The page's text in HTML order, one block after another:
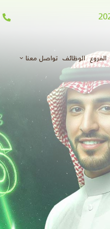
الفروع الوظائف تواصل معنا